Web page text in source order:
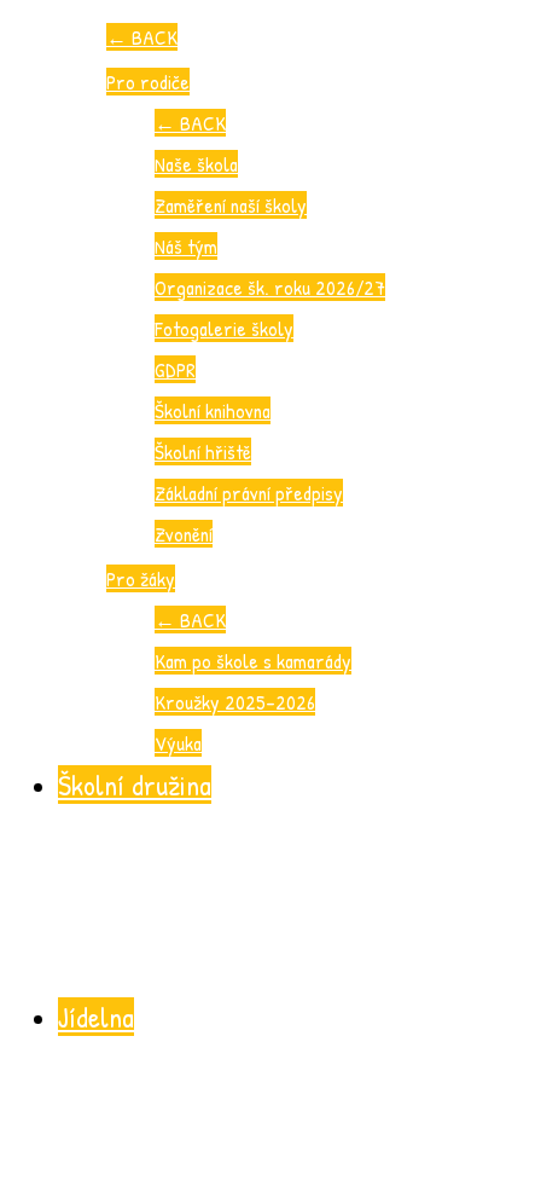
← BACK
Pro rodiče
← BACK
Naše škola
Zaměření naší školy
Náš tým
Organizace šk. roku 2026/27
Fotogalerie školy
GDPR
Školní knihovna
Školní hřiště
Základní právní předpisy
Zvonění
Pro žáky
← BACK
Kam po škole s kamarády
Kroužky 2025-2026
Výuka
Školní družina
Jídelna